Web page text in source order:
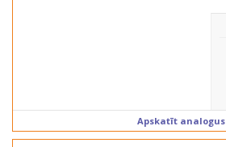
Apskatīt analogus